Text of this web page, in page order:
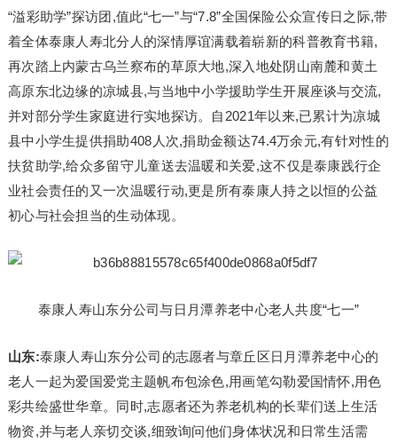
“溢彩助学”探访团,值此“七一”与“7.8”全国保险公众宣传日之际,带
着全体泰康人寿北分人的深情厚谊满载着崭新的科普教育书籍,
再次踏上内蒙古乌兰察布的草原大地,深入地处阴山南麓和黄土
高原东北边缘的凉城县,与当地中小学援助学生开展座谈与交流,
并对部分学生家庭进行实地探访。自2021年以来,已累计为凉城
县中小学生提供捐助408人次,捐助金额达74.4万余元,有针对性的
扶贫助学,给众多留守儿童送去温暖和关爱,这不仅是泰康践行企
业社会责任的又一次温暖行动,更是所有泰康人持之以恒的公益
初心与社会担当的生动体现。
泰康人寿山东分公司与日月潭养老中心老人共度“七一”
山东:泰康人寿山东分公司的志愿者与章丘区日月潭养老中心的
老人一起为爱国爱党主题帆布包涂色,用画笔勾勒爱国情怀,用色
彩共绘盛世华章。同时,志愿者还为养老机构的长辈们送上生活
物资,并与老人亲切交谈,细致询问他们身体状况和日常生活需